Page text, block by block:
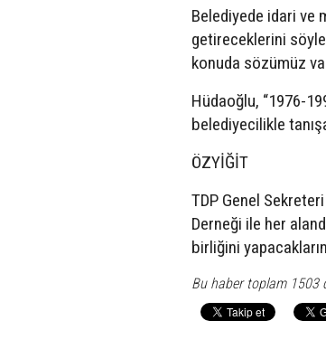
Belediyede idari ve
getireceklerini
konuda sözümüz
Hüdaoğlu, “1976-
belediyecilikle
ÖZYİĞİT
TDP Genel
Derneği ile her
birliğini
Bu haber toplam 1503